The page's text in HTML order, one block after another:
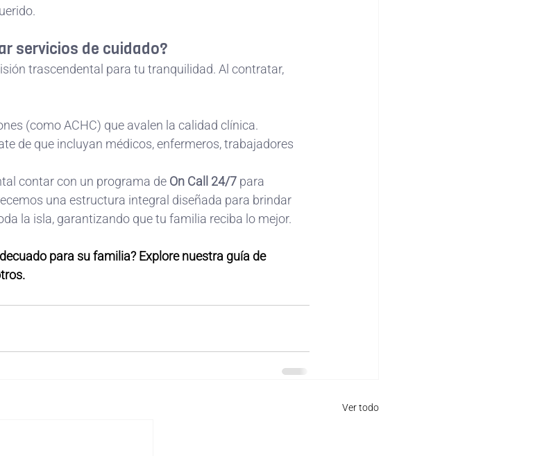
servicios de cuidado?
trascendental para tu tranquilidad. Al contratar,
(como ACHC) que avalen la calidad clínica.
de que incluyan médicos, enfermeros, trabajadores
contar con un programa de On Call 24/7 para
una estructura integral diseñada para brindar
la isla, garantizando que tu familia reciba lo mejor.
para su familia? Explore nuestra guía de
Ver todo